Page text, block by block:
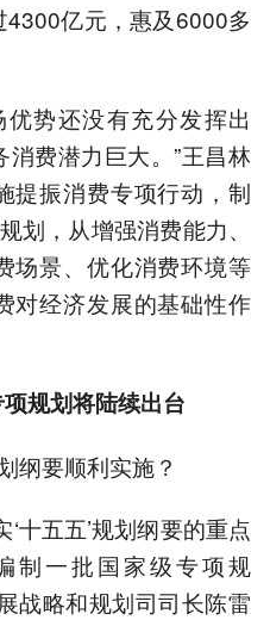
亿元，惠及6000多
势还没有充分发挥出
费潜力巨大。”王昌林
提振消费专项行动，制
划，从增强消费能力、
场景、优化消费环境等
对经济发展的基础性作
规划将陆续出台
要顺利实施？
五五’规划纲要的重点
制一批国家级专项规
战略和规划司司长陈雷